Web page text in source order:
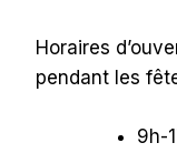
Horaires
pendant les
9h-